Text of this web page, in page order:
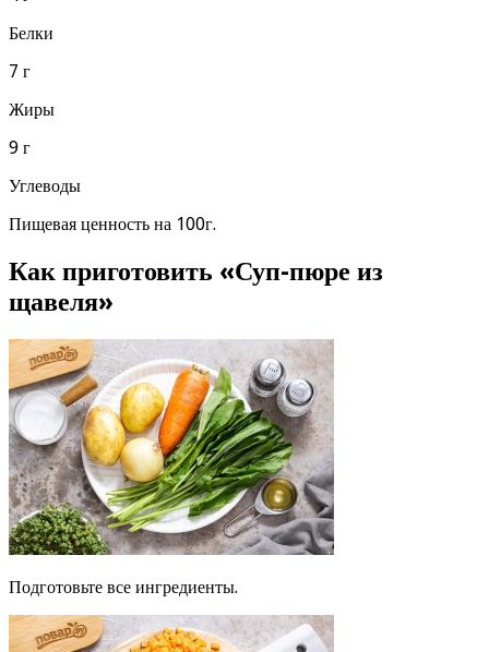
Белки
7 г
Жиры
9 г
Углеводы
Пищевая ценность на 100г.
Как приготовить «Суп-пюре из
щавеля»
Подготовьте все ингредиенты.